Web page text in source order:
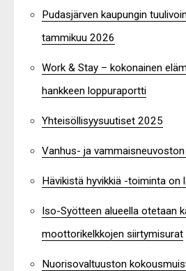
Pudasjärven kaupungin
tammikuu 2026
Work & Stay – kokonainen
hankkeen loppuraportti
Yhteisöllisyysuutiset 2025
Vanhus- ja
Hävikistä hyvikkiä -toiminta on
Iso-Syötteen alueella otetaan
moottorikelkkojen siirtymisurat
Nuorisovaltuuston